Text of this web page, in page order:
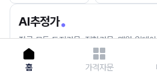
AI추정가
전국 모든 토지건물, 집합건물, 매월 업데
세요.
홈 가격자문